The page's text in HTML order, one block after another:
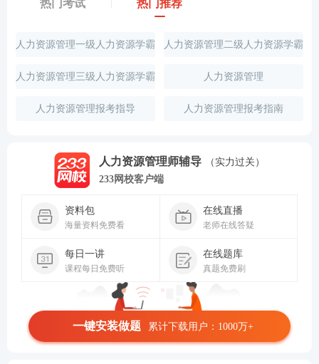
热门考试 热门推荐
人力资源管理一级人力资源学霸
笔记
人力资源管理二级人力资源学霸
笔记
人力资源管理三级人力资源学霸
笔记
人力资源管理
人力资源管理报考指导 人力资源管理报考指南
人力资源管理师辅导
（实力过关）
233网校客户端
资料包
海量资料免费看
在线直播
老师在线答疑
每日一讲
课程每日免费听
在线题库
真题免费刷
一键安装做题 累计下载用户：1000万+